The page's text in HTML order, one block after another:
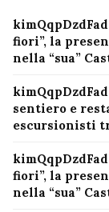
fiori”, la
nella “sua”
sentiero e
escursionisti
fiori”, la
nella “sua”